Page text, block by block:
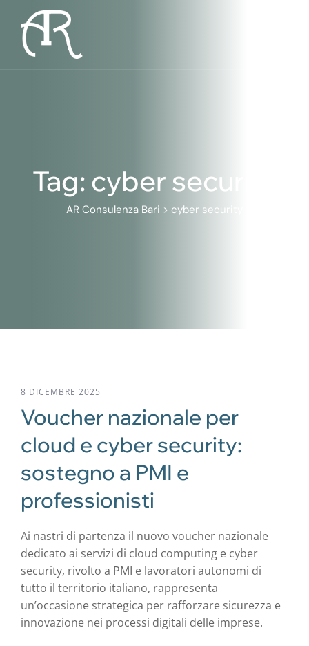
content
Tag: cyber security
AR Consulenza Bari > cyber security
8 DICEMBRE 2025
Voucher nazionale per
cloud e cyber security:
sostegno a PMI e
professionisti
Ai nastri di partenza il nuovo voucher nazionale
dedicato ai servizi di cloud computing e cyber
security, rivolto a PMI e lavoratori autonomi di
tutto il territorio italiano, rappresenta
un’occasione strategica per rafforzare sicurezza e
innovazione nei processi digitali delle imprese.